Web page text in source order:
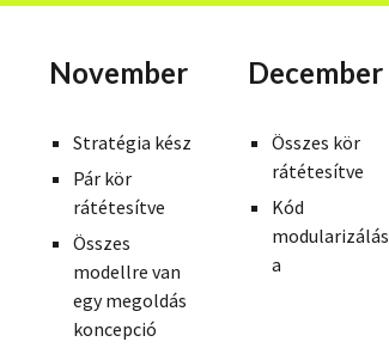
November
Stratégia kész
Pár kör
rátétesítve
Összes
modellre van
egy megoldás
koncepció
December
Összes kör
rátétesítve
Kód
modularizálás
a